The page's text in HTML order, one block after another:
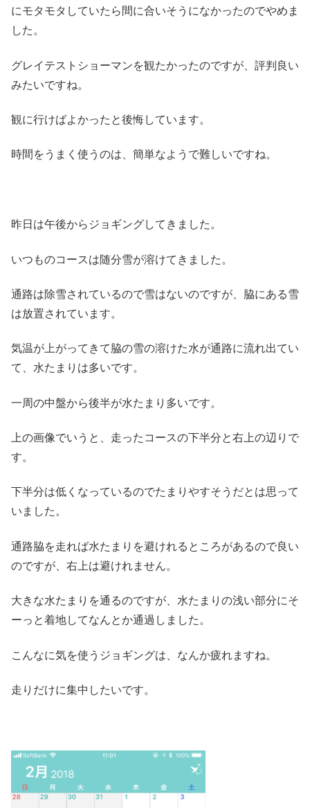
にモタモタしていたら間に合いそうになかったのでやめま
した。
グレイテストショーマンを観たかったのですが、評判良い
みたいですね。
観に行けばよかったと後悔しています。
時間をうまく使うのは、簡単なようで難しいですね。
昨日は午後からジョギングしてきました。
いつものコースは随分雪が溶けてきました。
通路は除雪されているので雪はないのですが、脇にある雪
は放置されています。
気温が上がってきて脇の雪の溶けた水が通路に流れ出てい
て、水たまりは多いです。
一周の中盤から後半が水たまり多いです。
上の画像でいうと、走ったコースの下半分と右上の辺りで
す。
下半分は低くなっているのでたまりやすそうだとは思って
いました。
通路脇を走れば水たまりを避けれるところがあるので良い
のですが、右上は避けれません。
大きな水たまりを通るのですが、水たまりの浅い部分にそ
ーっと着地してなんとか通過しました。
こんなに気を使うジョギングは、なんか疲れますね。
走りだけに集中したいです。